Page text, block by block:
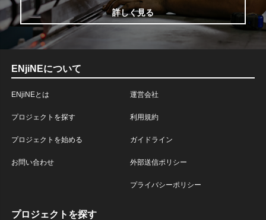
詳しく見る
ENjiNEについて
ENjiNEとは
プロジェクトを探す
プロジェクトを始める
お問い合わせ
運営会社
利用規約
ガイドライン
外部送信ポリシー
プライバシーポリシー
プロジェクトを探す